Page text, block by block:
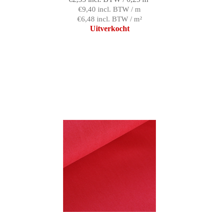
€9,40 incl. BTW / m
€6,48 incl. BTW / m²
Uitverkocht